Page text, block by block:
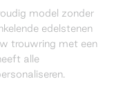
model zonder
edelstenen
trouwring met een
alle